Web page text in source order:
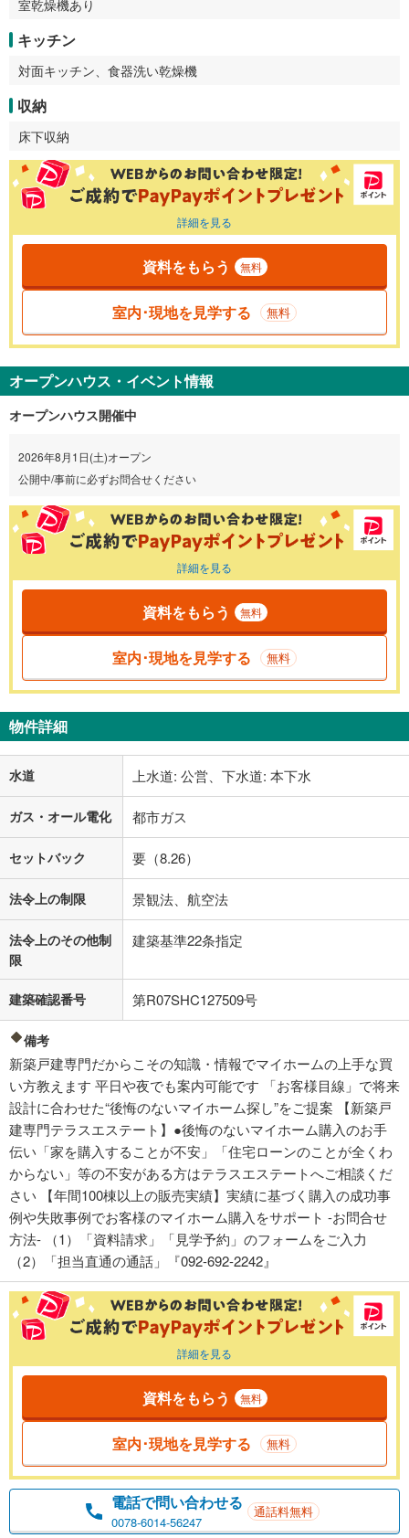
室乾燥機あり
キッチン
対面キッチン、食器洗い乾燥機
収納
床下収納
詳細を見る
資料をもらう 無料
室内･現地を見学する 無料
オープンハウス・イベント情報
オープンハウス開催中
2026年8月1日(土)オープン
公開中/事前に必ずお問合せください
詳細を見る
資料をもらう 無料
室内･現地を見学する 無料
物件詳細
水道 上水道: 公営、下水道: 本下水
ガス・オール電化 都市ガス
セットバック 要（8.26）
法令上の制限 景観法、航空法
法令上のその他制
限
建築基準22条指定
建築確認番号 第R07SHC127509号
備考
新築戸建専門だからこその知識・情報でマイホームの上手な買
い方教えます 平日や夜でも案内可能です 「お客様目線」で将来
設計に合わせた“後悔のないマイホーム探し”をご提案 【新築戸
建専門テラスエステート】●後悔のないマイホーム購入のお手
伝い「家を購入することが不安」「住宅ローンのことが全くわ
からない」等の不安がある方はテラスエステートへご相談くだ
さい 【年間100棟以上の販売実績】実績に基づく購入の成功事
例や失敗事例でお客様のマイホーム購入をサポート -お問合せ
方法- （1）「資料請求」「見学予約」のフォームをご入力
（2）「担当直通の通話」『092-692-2242』
詳細を見る
資料をもらう 無料
室内･現地を見学する 無料
電話で問い合わせる
0078-6014-56247
通話料無料